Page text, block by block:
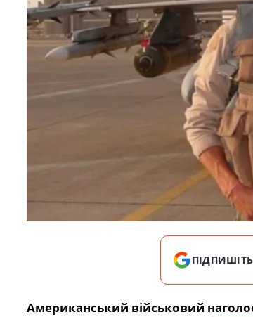
Американський військовий